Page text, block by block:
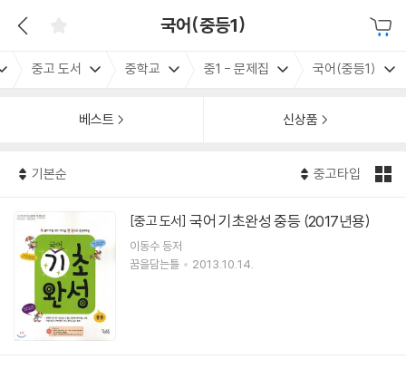
국어(중등1)
중고 도서 중학교 중1 - 문제집 국어(중등1)
베스트 신상품
기본순 중고타입
[중고 도서] 국어 기초완성 중등 (2017년용)
이동수 등저
꿈을담는틀
2013.10.14.